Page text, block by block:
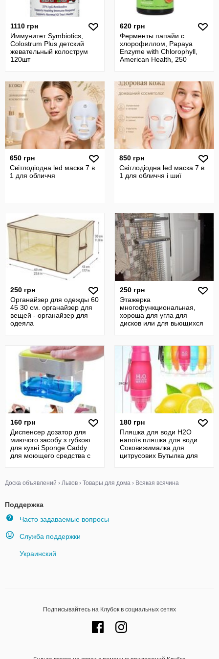
1110 грн
Иммунитет Symbiotics,
Colostrum Plus детский
жевательный колострум
120шт
620 грн
Ферменты папайи с
хлорофиллом, Papaya
Enzyme with Chlorophyll,
American Health, 250
650 грн
Світлодіодна led маска 7 в
1 для обличчя
850 грн
Світлодіодна led маска 7 в
1 для обличчя і шиї
250 грн
Органайзер для одежды 60
45 30 см. органайзер для
вещей - органайзер для
одеяла
250 грн
Этажерка
многофункциональная,
хороша для угла для
дисков или для вьющихся
160 грн
Диспенсер дозатор для
миючого засобу з губкою
для кухні Sponge Caddy
для моющего средства с
180 грн
Пляшка для води H2O
напоїв пляшка для води
Соковижималка для
цитрусових Бутылка для
Доска объявлений › Львов › Товары для дома › Всякая всячина
Поддержка
Часто задаваемые вопросы
Служба поддержки
Украинский
Подписывайтесь на Клубок в социальных сетях